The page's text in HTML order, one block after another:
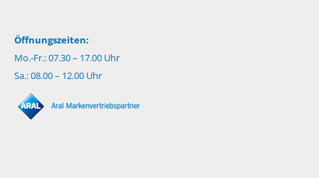
Öffnungszeiten:
Mo.-Fr.: 07.30 – 17.00 Uhr
Sa.: 08.00 – 12.00 Uhr